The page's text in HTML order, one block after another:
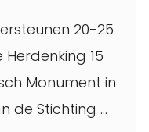
20-25
15
Monument in
de Stichting ...